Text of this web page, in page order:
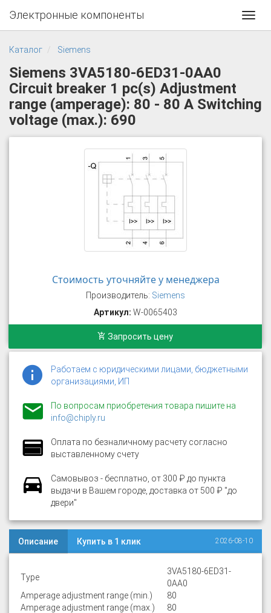
Электронные компоненты
Каталог Siemens
Siemens 3VA5180-6ED31-0AA0
Circuit breaker 1 pc(s) Adjustment
range (amperage): 80 - 80 A Switching
voltage (max.): 690
Стоимость уточняйте у менеджера
Производитель: Siemens
Артикул: W-0065403
Запросить цену
Работаем с юридическими лицами, бюджетными
организациями, ИП
По вопросам приобретения товара пишите на
info@chiply.ru
Оплата по безналичному расчету согласно
выставленному счету
Самовывоз - бесплатно, от 300 ₽ до пункта
выдачи в Вашем городе, доставка от 500 ₽ "до
двери"
Описание Купить в 1 клик 2026-08-10
Type
3VA5180-6ED31-
0AA0
Amperage adjustment range (min.)
80
Amperage adjustment range (max.)
80